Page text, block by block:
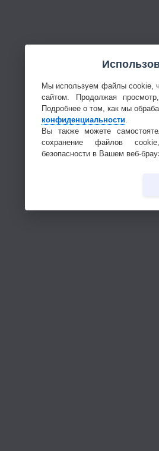
Мы используем файлы cookie,
сайтом. Продолжая
Подробнее о том, как мы
конфиденциальности.
Вы также можете
сохранение файлов
безопасности в Вашем веб-